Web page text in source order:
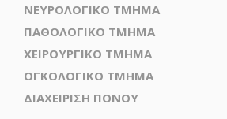
ΝΕΥΡΟΛΟΓΙΚΟ ΤΜΗΜΑ
ΠΑΘΟΛΟΓΙΚΟ ΤΜΗΜΑ
ΧΕΙΡΟΥΡΓΙΚΟ ΤΜΗΜΑ
ΟΓΚΟΛΟΓΙΚΟ ΤΜΗΜΑ
ΔΙΑΧΕΙΡΙΣΗ ΠΟΝΟΥ